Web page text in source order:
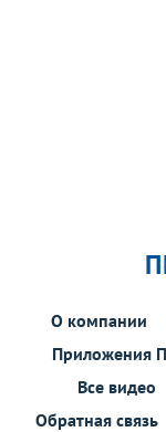
О компании
Приложения
Все видео
Обратная связь